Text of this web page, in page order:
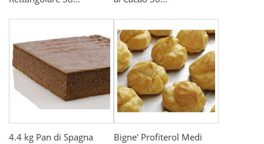
4.4 kg Pan di Spagna
Bigne' Profiterol Medi